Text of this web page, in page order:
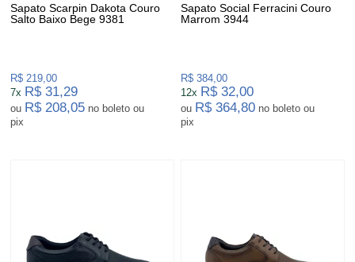
Sapato Scarpin Dakota Couro
Salto Baixo Bege 9381
R$ 219,00
7x R$ 31,29
ou R$ 208,05 no boleto ou
pix
Sapato Social Ferracini Couro
Marrom 3944
R$ 384,00
12x R$ 32,00
ou R$ 364,80 no boleto ou
pix